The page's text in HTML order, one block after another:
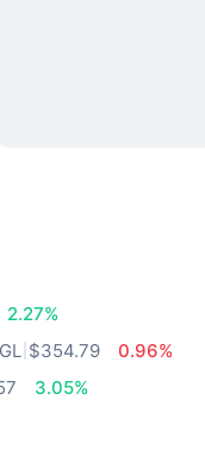
2.27%
$354.79
0.96%
3.05%